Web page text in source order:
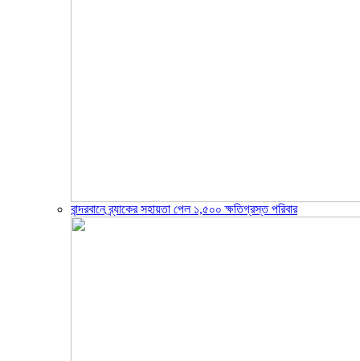
বান্দরবানে ব্র্যাকের সহায়তা পেল ১,৫০০ ক্ষতিগ্রস্ত পরিবার